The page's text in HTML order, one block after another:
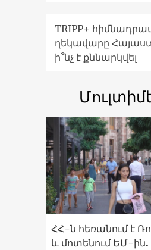
TRIPP+
ղեկավարը
ի՞նչ է քննարկվել
ՀՀ-ն հեռանում է
և մոտենում ԵՄ-